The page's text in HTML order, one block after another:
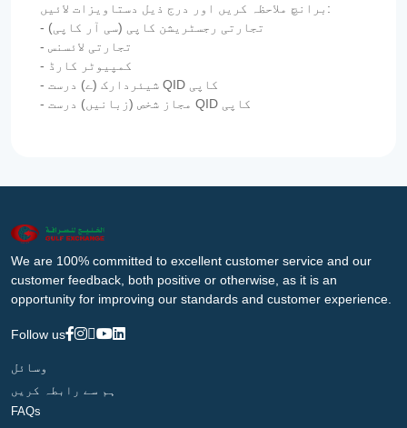
برانچ ملاحظہ کریں اور درج ذیل دستاویزات لائیں:
- تجارتی رجسٹریشن کاپی (سی آر کاپی)
- تجارتی لائسنس
- کمپیوٹر کارڈ
- شیئردارک (ے) درست QID کاپی
- مجاز شخص (زبانیں) درست QID کاپی
We are 100% committed to excellent customer service and our
customer feedback, both positive or otherwise, as it is an
opportunity for improving our standards and customer experience.
Follow us
وسائل
ہم سے رابطہ کریں
FAQs